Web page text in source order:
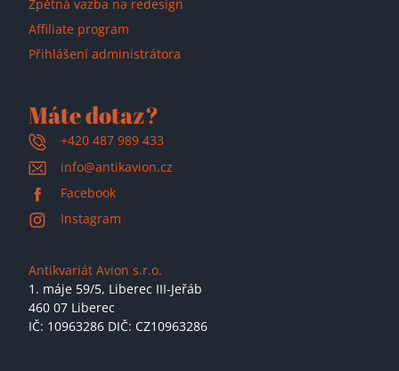
Zpětná vazba na redesign
Affiliate program
Přihlášení administrátora
Máte dotaz?
+420 487 989 433
info@antikavion.cz
Facebook
Instagram
Antikvariát Avion s.r.o.
1. máje 59/5, Liberec III-Jeřáb
460 07 Liberec
IČ: 10963286 DIČ: CZ10963286